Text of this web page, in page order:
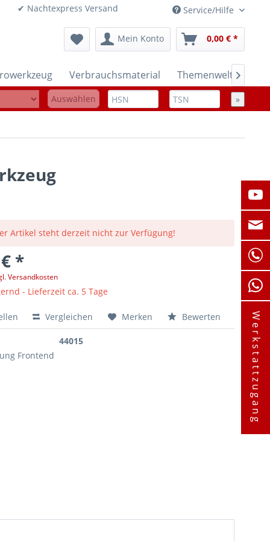
✔ Nachtexpress Versand Service/Hilfe
Mein Konto 0,00 € *
Verbrauchsmaterial Themenwelten

Auswählen »
Artikel steht derzeit nicht zur Verfügung!
*
Versandkosten
- Lieferzeit ca. 5 Tage
Vergleichen Merken Bewerten
44015
Frontend
Werkstattzugang